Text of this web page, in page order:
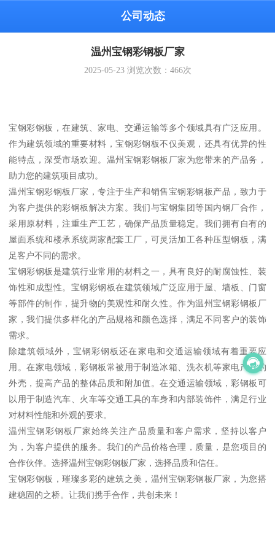
公司动态
温州宝钢彩钢板厂家
2025-05-23浏览次数： 466次
宝钢彩钢板，在建筑、家电、交通运输等多个领域具有广泛应用。
作为建筑领域的重要材料，宝钢彩钢板不仅美观，还具有优异的性
能特点，深受市场欢迎。温州宝钢彩钢板厂家为您带来的产品务，
助力您的建筑项目成功。
温州宝钢彩钢板厂家，专注于生产和销售宝钢彩钢板产品，致力于
为客户提供的彩钢板解决方案。我们与宝钢集团等国内钢厂合作，
采用原材料，注重生产工艺，确保产品质量稳定。我们拥有自有的
屋面系统和楼承系统两家配套工厂，可灵活加工各种压型钢板，满
足客户不同的需求。
宝钢彩钢板是建筑行业常用的材料之一，具有良好的耐腐蚀性、装
饰性和成型性。宝钢彩钢板在建筑领域广泛应用于屋、墙板、门窗
等部件的制作，提升物的美观性和耐久性。作为温州宝钢彩钢板厂
家，我们提供多样化的产品规格和颜色选择，满足不同客户的装饰
需求。
除建筑领域外，宝钢彩钢板还在家电和交通运输领域有着重要应
用。在家电领域，彩钢板常被用于制造冰箱、洗衣机等家电产品的
外壳，提高产品的整体品质和附加值。在交通运输领域，彩钢板可
以用于制造汽车、火车等交通工具的车身和内部装饰件，满足行业
对材料性能和外观的要求。
温州宝钢彩钢板厂家始终关注产品质量和客户需求，坚持以客户
为，为客户提供的服务。我们的产品价格合理，质量，是您项目的
合作伙伴。选择温州宝钢彩钢板厂家，选择品质和信任。
宝钢彩钢板，璀璨多彩的建筑之美，温州宝钢彩钢板厂家，为您搭
建稳固的之桥。让我们携手合作，共创未来！